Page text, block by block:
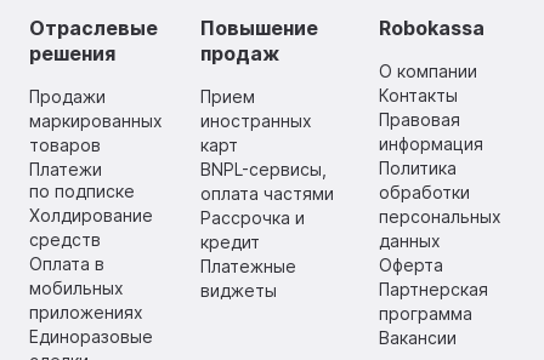
Отраслевые
решения
Продажи
маркированных
товаров
Платежи
по подписке
Холдирование
средств
Оплата в
мобильных
приложениях
Единоразовые
Повышение
продаж
Прием
иностранных
карт
BNPL-сервисы,
оплата частями
Рассрочка и
кредит
Платежные
виджеты
Robokassa
О компании
Контакты
Правовая
информация
Политика
обработки
персональных
данных
Оферта
Партнерская
программа
Вакансии